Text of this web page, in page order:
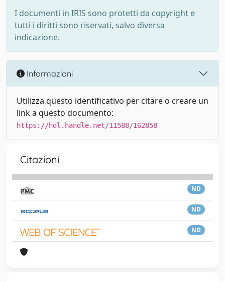
I documenti in IRIS sono protetti da copyright e
tutti i diritti sono riservati, salvo diversa
indicazione.
Informazioni
Utilizza questo identificativo per citare o creare un
link a questo documento:
https://hdl.handle.net/11588/162858
Citazioni
ND
ND
ND